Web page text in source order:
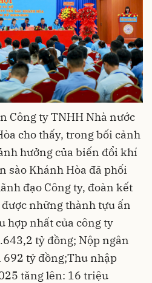
Công ty TNHH Nhà nước
cho thấy, trong bối cảnh
hưởng của biến đổi khí
sào Khánh Hòa đã phối
đạo Công ty, đoàn kết
những thành tựu ấn
hợp nhất của công ty
tỷ đồng; Nộp ngân
tỷ đồng;Thu nhập
tăng lên: 16 triệu